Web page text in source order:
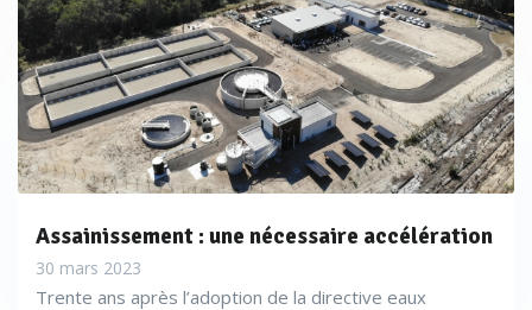
Assainissement : une nécessaire accélération
30 mars 2023
Trente ans après l’adoption de la directive eaux